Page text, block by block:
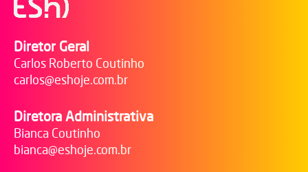
Diretor Geral
Carlos Roberto Coutinho
carlos@eshoje.com.br
Diretora Administrativa
Bianca Coutinho
bianca@eshoje.com.br